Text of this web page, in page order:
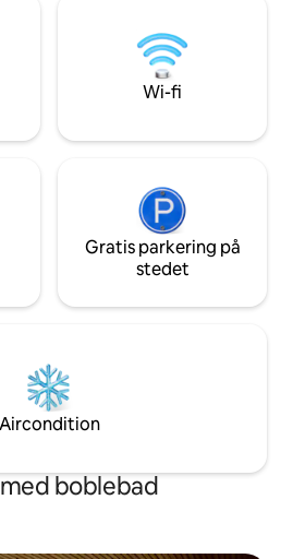
længden er ca. 2
gården til to biler.
km.
Wi-fi
Gratis parkering på
stedet
Aircondition
boblebad